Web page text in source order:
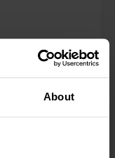
About
& MATERIAL
we